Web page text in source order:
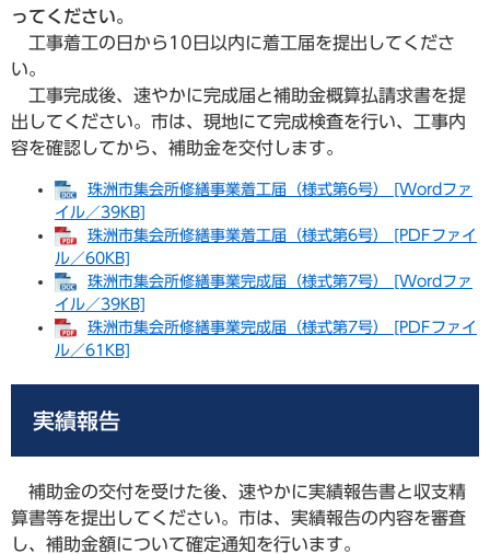
ってください。
工事着工の日から10日以内に着工届を提出してくださ
い。
工事完成後、速やかに完成届と補助金概算払請求書を提
出してください。市は、現地にて完成検査を行い、工事内
容を確認してから、補助金を交付します。
珠洲市集会所修繕事業着工届（様式第6号） [Wordファ
イル／39KB]
珠洲市集会所修繕事業着工届（様式第6号） [PDFファイ
ル／60KB]
珠洲市集会所修繕事業完成届（様式第7号） [Wordファ
イル／39KB]
珠洲市集会所修繕事業完成届（様式第7号） [PDFファイ
ル／61KB]
実績報告
補助金の交付を受けた後、速やかに実績報告書と収支精
算書等を提出してください。市は、実績報告の内容を審査
し、補助金額について確定通知を行います。